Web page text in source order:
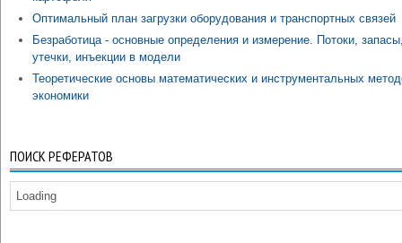
Оптимальный план загрузки оборудования и транспортных связей
Безработица - основные определения и измерение. Потоки,
утечки, инъекции в модели
Теоретические основы математических и инструментальных
экономики
ПОИСК РЕФЕРАТОВ
Loading